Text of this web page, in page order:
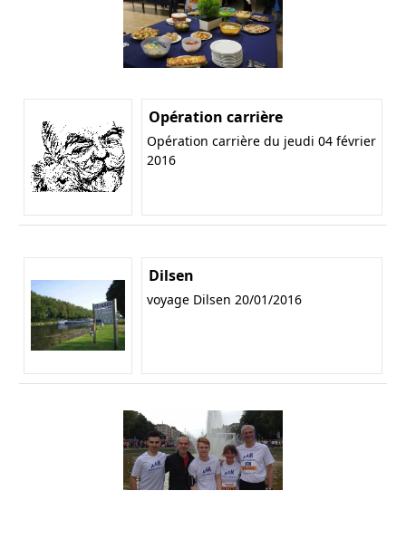
Opération carrière
Opération carrière du jeudi 04 février
2016
Dilsen
voyage Dilsen 20/01/2016